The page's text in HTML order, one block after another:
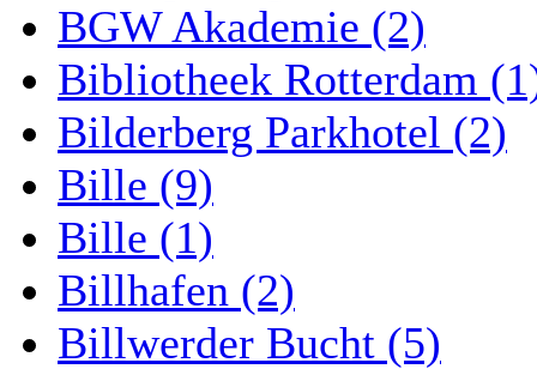
BGW Akademie (2)
Bibliotheek Rotterdam
Bilderberg Parkhotel (2)
Bille (9)
Bille (1)
Billhafen (2)
Billwerder Bucht (5)